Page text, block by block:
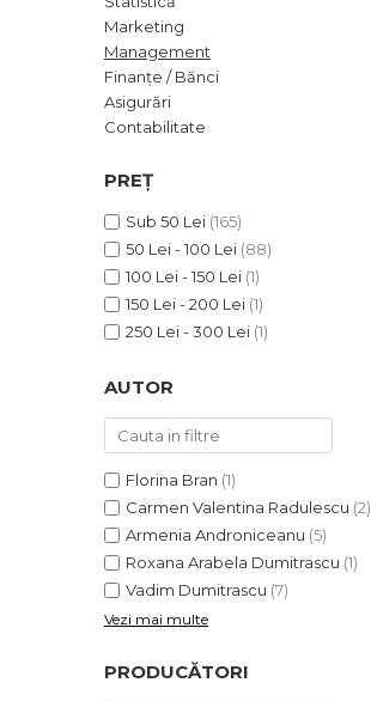
ADMINISTRATIVE
ȘTIINȚE ECONOMICE
ȘTIINȚE EXACTE
EDUCAȚIE FIZICĂ ȘI SPORT
PREUNIVERSITARIA
PACHETE DE STUDIU
PROMOȚIILE LUNII
Cum Cumpăr
Politica de Retur
Formular de Retur
Marketing
Management
Finanțe / Bănci
Asigurări
Contabilitate
PREȚ
Sub 50 Lei (165)
50 Lei - 100 Lei (88)
100 Lei - 150 Lei (1)
150 Lei - 200 Lei (1)
250 Lei - 300 Lei (1)
AUTOR
Florina Bran (1)
Carmen Valentina Radulescu (2)
Armenia Androniceanu (5)
Roxana Arabela Dumitrascu (1)
Vadim Dumitrascu (7)
Vezi mai multe
PRODUCĂTORI